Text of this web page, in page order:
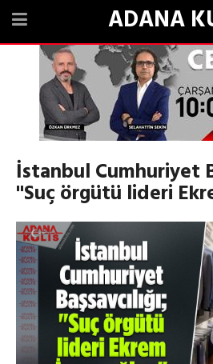
ADANA
İstanbul Cumhuriyet
"Suç örgütü lideri